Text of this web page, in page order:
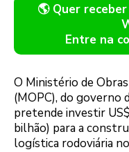
🌎 Quer
Entre na
O Ministério de
(MOPC), do governo
pretende investir
bilhão) para a
logística rodoviária